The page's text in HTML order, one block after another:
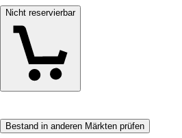
Nicht reservierbar
Bestand in anderen Märkten prüfen